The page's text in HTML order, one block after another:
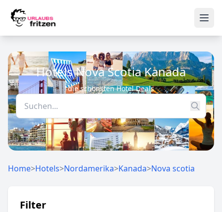
Hotels Nova Scotia Kanada
die schönsten Hotel Deals
Home>Hotels>Nordamerika>Kanada>Nova scotia
Filter